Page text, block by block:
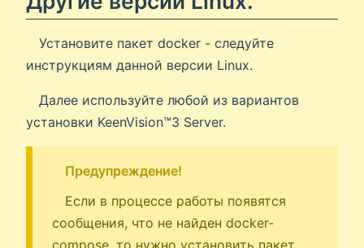
Установите пакет docker - следуйте
инструкциям данной версии Linux.
Далее используйте любой из вариантов
установки KeenVision™️3 Server.
Предупреждение!
Если в процессе работы появятся
сообщения, что не найден docker-
compose, то нужно установить пакет